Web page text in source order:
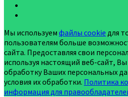
Мы используем файлы cookie для
пользователям больше
сайта. Предоставляя свои
используя настоящий веб-сайт, Вы
обработку Ваших персональных
условия их обработки. Политика
информация для